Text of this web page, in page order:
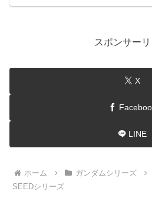
スポンサーリ
X
LINE
ホーム ガンダムシリーズ
SEEDシリーズ